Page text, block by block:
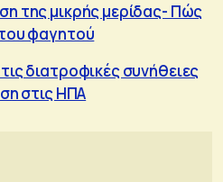
της μικρής μερίδας- Πώς
φαγητού
διατροφικές συνήθειες
στις ΗΠΑ